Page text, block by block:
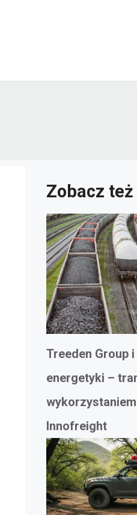
Zobacz też
Treeden Group
energetyki –
Innofreight